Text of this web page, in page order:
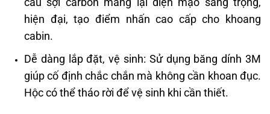
hiện đại, tạo điểm nhấn cao cấp cho khoang
cabin.
Dễ dàng lắp đặt, vệ sinh: Sử dụng băng dính 3M
giúp cố định chắc chắn mà không cần khoan đục.
Hộc có thể tháo rời để vệ sinh khi cần thiết.